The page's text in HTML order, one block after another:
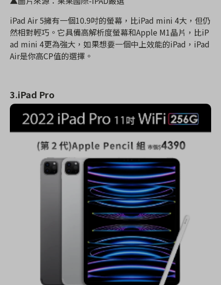
iPad Air 5擁有一個10.9吋的螢幕，比iPad mini 4大，但仍
然相對輕巧。它具備高解析度螢幕和Apple M1晶片，比iP
ad mini 4更為強大，如果想要一個中上效能的iPad，iPad
Air是你高CP值的選擇。
3.iPad Pro